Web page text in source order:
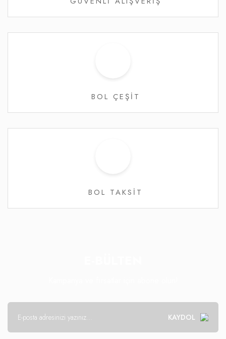
BOL ÇEŞİT
BOL TAKSİT
KAYDOL